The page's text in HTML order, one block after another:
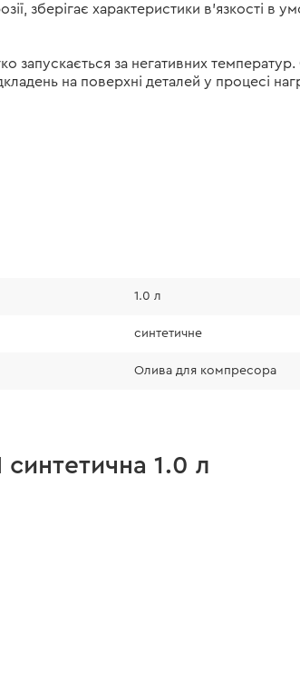
зберігає характеристики в'язкості в
запускається за негативних
на поверхні деталей у процесі
1.0 л
синтетичне
Олива для компресора
1.0 л